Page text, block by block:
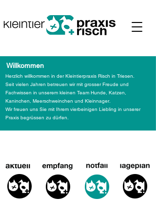
Willkommen
Herzlich willkommen in der Kleintierpraxis Risch in Triesen.
Seit vielen Jahren betreuen wir mit grosser Freude und
Fachwissen in unserem kleinen Team Hunde, Katzen,
Kaninchen, Meerschweinchen und Kleinnager.
Wir freuen uns Sie mit Ihrem vierbeinigen Liebling in unserer
Praxis begrüssen zu dürfen.